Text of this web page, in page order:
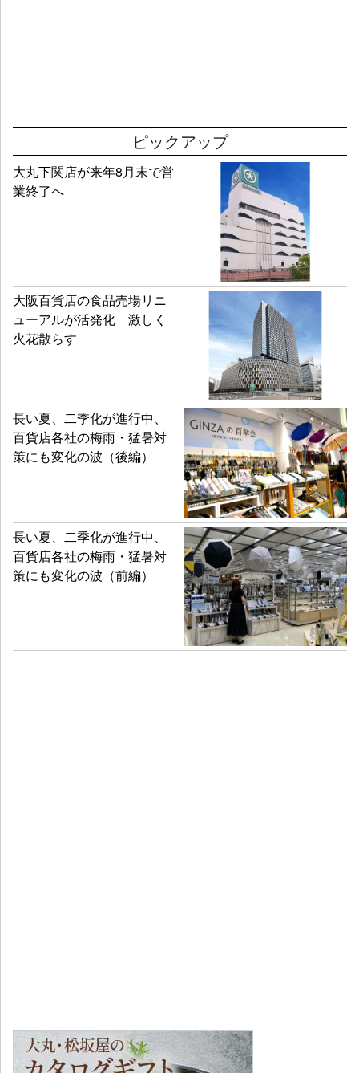
ピックアップ
大丸下関店が来年8月末で営
業終了へ
大阪百貨店の食品売場リニ
ューアルが活発化 激しく
火花散らす
長い夏、二季化が進行中、
百貨店各社の梅雨・猛暑対
策にも変化の波（後編）
長い夏、二季化が進行中、
百貨店各社の梅雨・猛暑対
策にも変化の波（前編）